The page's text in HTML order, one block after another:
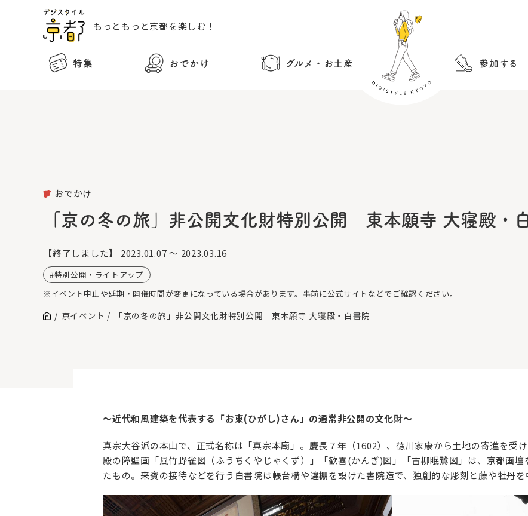
もっともっと京都を楽しむ！
特集 おでかけ グルメ・お土産 参加する
おでかけ
「京の冬の旅」非公開文化財特別公開 東本願寺 大寝殿・
【終了しました】 2023.01.07 ～ 2023.03.16
特別公開・ライトアップ
※イベント中止や延期・開催時間が変更になっている場合があります。事前に公式サイトなどでご確認ください。
京イベント 「京の冬の旅」非公開文化財特別公開 東本願寺 大寝殿・白書院
～近代和風建築を代表する「お東(ひがし)さん」の通常非公開の文化財～
真宗大谷派の本山で、正式名称は「真宗本廟」。慶長７年（1602）、徳川家康から土地の寄進を受
殿の障壁画「風竹野雀図（ふうちくやじゃくず）」「歓喜(かんぎ)図」「古柳眠鷺図」は、京都画
たもの。来賓の接待などを行う白書院は帳台構や違棚を設けた書院造で、独創的な彫刻と藤や牡丹を